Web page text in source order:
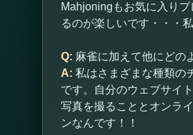
Mahjoningもお気に入り
るのが楽しいです・・・
Q: 麻雀に加えて他にどの
A: 私はさまざまな種類の
です。自分のウェブサイ
写真を撮ることとオンラ
ンなんです！！